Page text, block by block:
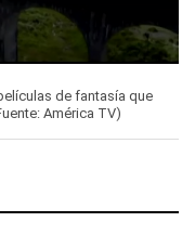
de fantasía que
América TV)